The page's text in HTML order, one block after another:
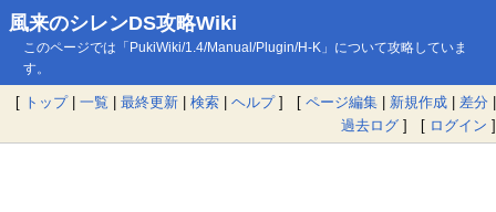
風来のシレンDS攻略Wiki
このページでは「PukiWiki/1.4/Manual/Plugin/H-K」について攻略していま
す。
[ トップ| 一覧 | 最終更新 | 検索 | ヘルプ] [ ページ編集 | 新規作成 | 差分 |
過去ログ ] [ ログイン ]